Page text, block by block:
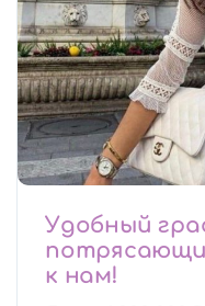
Удобный
к нам!